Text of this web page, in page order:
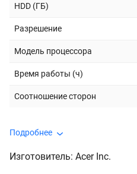
HDD (ГБ)
Разрешение
Модель процессора
Время работы (ч)
Соотношение сторон
Подробнее
Изготовитель: Acer Inc.